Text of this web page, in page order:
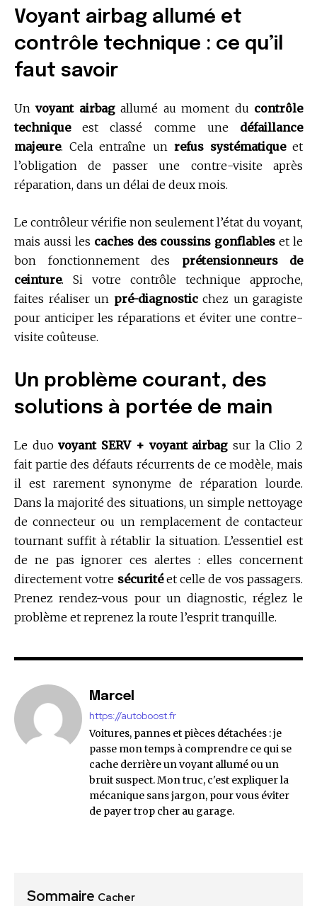
Voyant airbag allumé et
contrôle technique : ce qu’il
faut savoir
Unvoyant airbagallumé au moment du contrôle
techniqueest classé comme une défaillance
majeure. Cela entraîne un refus systématiqueet
l’obligation de passer une contre-visite après
réparation, dans un délai de deux mois.
Le contrôleur vérifie non seulement l’état du voyant,
mais aussi les caches des coussins gonflables et le
bon fonctionnement des prétensionneurs de
ceinture. Si votre contrôle technique approche,
faites réaliser un pré-diagnosticchez un garagiste
pour anticiper les réparations et éviter une contre-
visite coûteuse.
Un problème courant, des
solutions à portée de main
Le duovoyant SERV + voyant airbag sur la Clio 2
fait partie des défauts récurrents de ce modèle, mais
il est rarement synonyme de réparation lourde.
Dans la majorité des situations, un simple nettoyage
de connecteur ou un remplacement de contacteur
tournant suffit à rétablir la situation. L’essentiel est
de ne pas ignorer ces alertes : elles concernent
directement votre sécuritéet celle de vos passagers.
Prenez rendez-vous pour un diagnostic, réglez le
problème et reprenez la route l’esprit tranquille.
Marcel
https://autoboost.fr
Voitures, pannes et pièces détachées : je
passe mon temps à comprendre ce qui se
cache derrière un voyant allumé ou un
bruit suspect. Mon truc, c'est expliquer la
mécanique sans jargon, pour vous éviter
de payer trop cher au garage.
Sommaire Cacher